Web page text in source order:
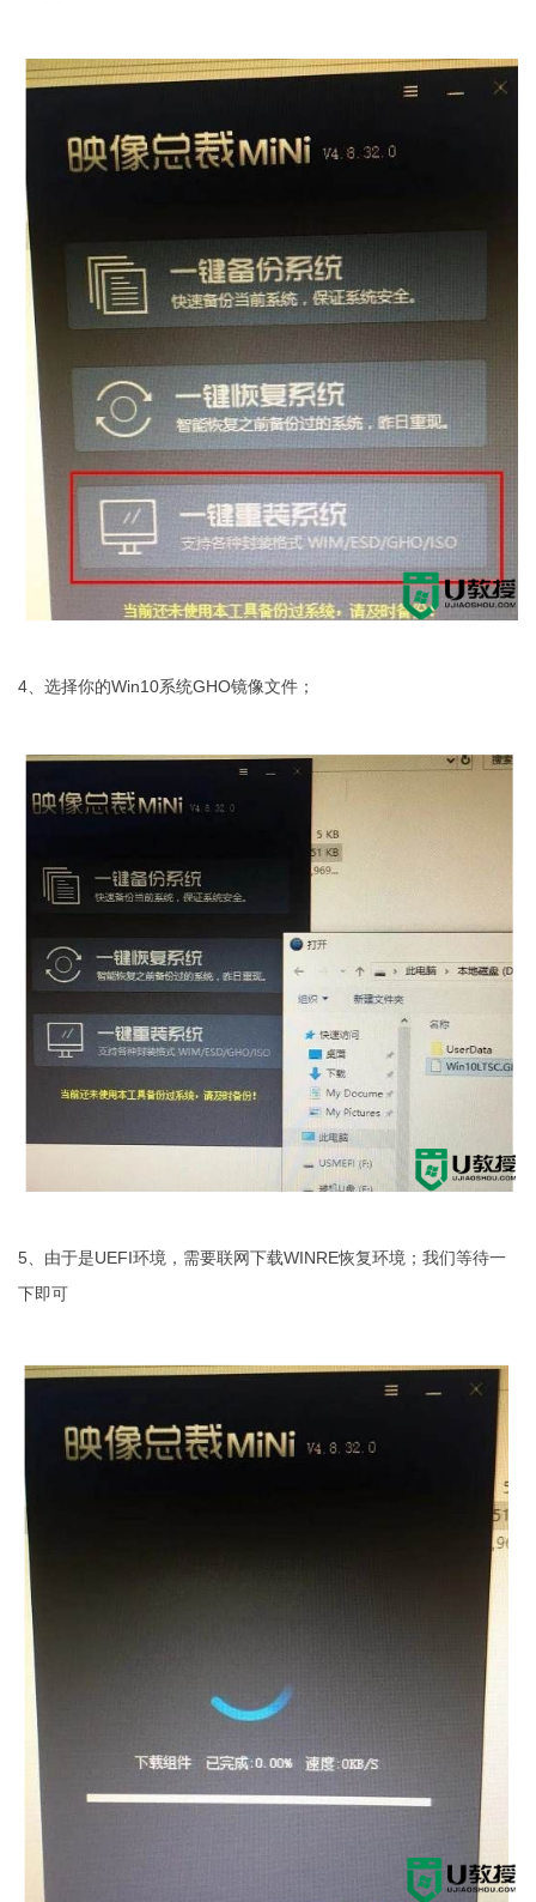
4、选择你的Win10系统GHO镜像文件；
5、由于是UEFI环境，需要联网下载WINRE恢复环境；我们等待一
下即可